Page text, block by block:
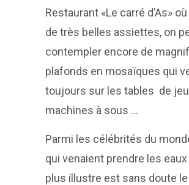
Restaurant «Le carré d’As»
de très belles assiettes, on
contempler encore de
plafonds en mosaïques qui
toujours sur les tables de
machines à sous …
Parmi les célébrités du
qui venaient prendre les eaux
plus illustre est sans doute